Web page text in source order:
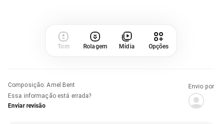
Tom Rolagem Mídia Opções
Composição:Amel Bent
Essa informação está errada?
Enviar revisão
Envio por